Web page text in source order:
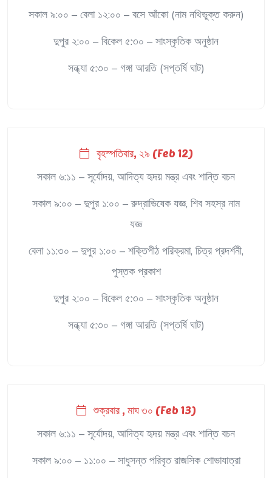
সকাল ৯:০০ – বেলা ১২:০০ – বসে আঁকো (নাম নথিভুক্ত করুন)
দুপুর ২:০০ – বিকেল ৫:৩০ – সাংস্কৃতিক অনুষ্ঠান
সন্ধ্যা ৫:৩০ – গঙ্গা আরতি (সপ্তর্ষি ঘাট)
বৃহস্পতিবার, ২৯ (Feb 12)
সকাল ৬:১১ – সূর্যোদয়, আদিত্য হৃদয় মন্ত্র এবং শান্তি বচন
সকাল ৯:০০ – দুপুর ১:০০ – রুদ্রাভিষেক যজ্ঞ, শিব সহস্র নাম
যজ্ঞ
বেলা ১১:৩০ – দুপুর ১:০০ – শক্তিপীঠ পরিক্রমা, চিত্র প্রদর্শনী,
পুস্তক প্রকাশ
দুপুর ২:০০ – বিকেল ৫:৩০ – সাংস্কৃতিক অনুষ্ঠান
সন্ধ্যা ৫:৩০ – গঙ্গা আরতি (সপ্তর্ষি ঘাট)
শুক্রবার , মাঘ ৩০ (Feb 13)
সকাল ৬:১১ – সূর্যোদয়, আদিত্য হৃদয় মন্ত্র এবং শান্তি বচন
সকাল ৯:০০ – ১১:০০ – সাধুসন্ত পরিবৃত রাজসিক শোভাযাত্রা